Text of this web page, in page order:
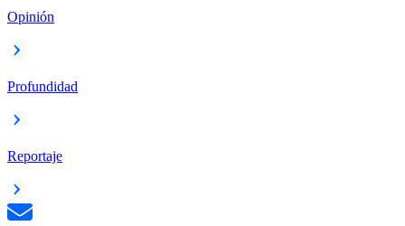
Opinión
Profundidad
Reportaje